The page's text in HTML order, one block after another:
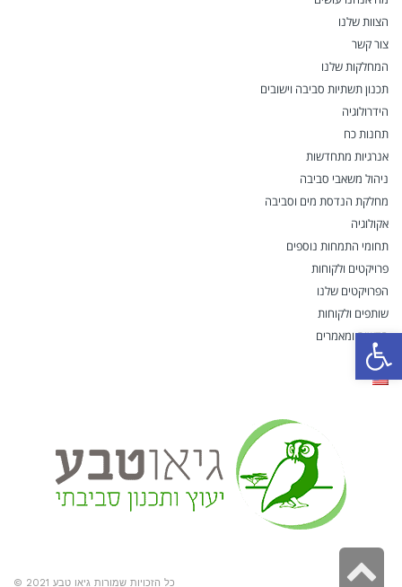
פתח סרגל נגישות
הצוות שלנו
צור קשר
המחלקות שלנו
תכנון תשתיות סביבה וישובים
הידרולוגיה
תחנות כח
אנרגיות מתחדשות
ניהול משאבי סביבה
מחלקת הנדסת מים וסביבה
אקולוגיה
תחומי התמחות נוספים
פרויקטים ולקוחות
הפרויקטים שלנו
שותפים ולקוחות
חדשות ומאמרים
דרושים
כל הזכויות שמורות גיאו טבע 2021 © גלילה